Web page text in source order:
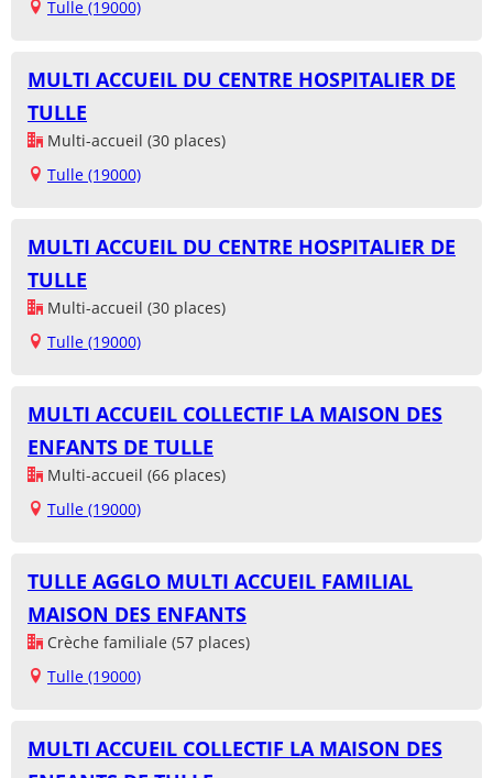
Tulle (19000)
MULTI ACCUEIL DU CENTRE HOSPITALIER DE
TULLE
Multi-accueil (30 places)
Tulle (19000)
MULTI ACCUEIL DU CENTRE HOSPITALIER DE
TULLE
Multi-accueil (30 places)
Tulle (19000)
MULTI ACCUEIL COLLECTIF LA MAISON DES
ENFANTS DE TULLE
Multi-accueil (66 places)
Tulle (19000)
TULLE AGGLO MULTI ACCUEIL FAMILIAL
MAISON DES ENFANTS
Crèche familiale (57 places)
Tulle (19000)
MULTI ACCUEIL COLLECTIF LA MAISON DES